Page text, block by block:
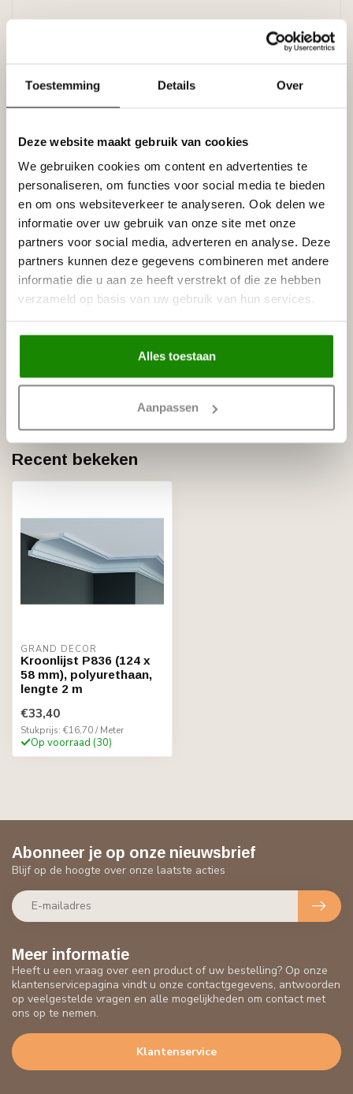
Toestemming Details Over
Deze website maakt gebruik van cookies
We gebruiken cookies om content en advertenties te
personaliseren, om functies voor social media te bieden
en om ons websiteverkeer te analyseren. Ook delen we
informatie over uw gebruik van onze site met onze
partners voor social media, adverteren en analyse. Deze
partners kunnen deze gegevens combineren met andere
informatie die u aan ze heeft verstrekt of die ze hebben
verzameld op basis van uw gebruik van hun services.
Alles toestaan
Aanpassen
Reviews
Gerelateerde producten
NMC Adefix lijmkoker 310 ml
Op voorraad
€8,95
NMC
NMC Verstekbak MDF voor
sierlijsten groter dan 10 cm
(Extra Large)
€32,95
NMC Adefix PLUS lijmkoker 290
ml €21,88
Recent bekeken
GRAND DECOR
Kroonlijst P836 (124 x
58 mm), polyurethaan,
lengte 2 m
€33,40
Stukprijs: €16,70 / Meter
Op voorraad (30)
Meer informatie
Heeft u een vraag over een product of uw bestelling? Op onze
klantenservicepagina vindt u onze contactgegevens, antwoorden
op veelgestelde vragen en alle mogelijkheden om contact met
ons op te nemen.
Klantenservice
Abonneer je op onze nieuwsbrief
Blijf op de hoogte over onze laatste acties